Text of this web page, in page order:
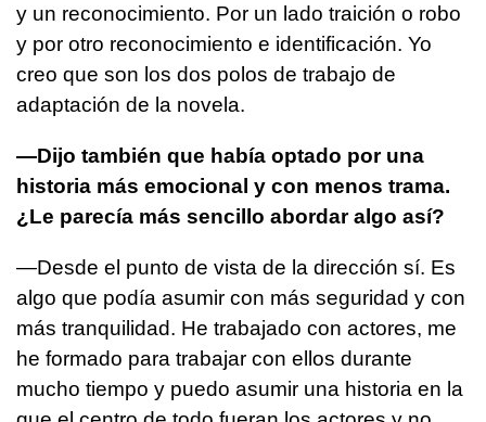
y un reconocimiento. Por un lado traición o robo
y por otro reconocimiento e identificación. Yo
creo que son los dos polos de trabajo de
adaptación de la novela.
—Dijo también que había optado por una
historia más emocional y con menos trama.
¿Le parecía más sencillo abordar algo así?
—Desde el punto de vista de la dirección sí. Es
algo que podía asumir con más seguridad y con
más tranquilidad. He trabajado con actores, me
he formado para trabajar con ellos durante
mucho tiempo y puedo asumir una historia en la